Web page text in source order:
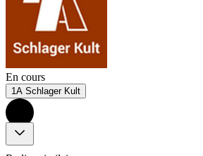
En cours
1A Schlager Kult